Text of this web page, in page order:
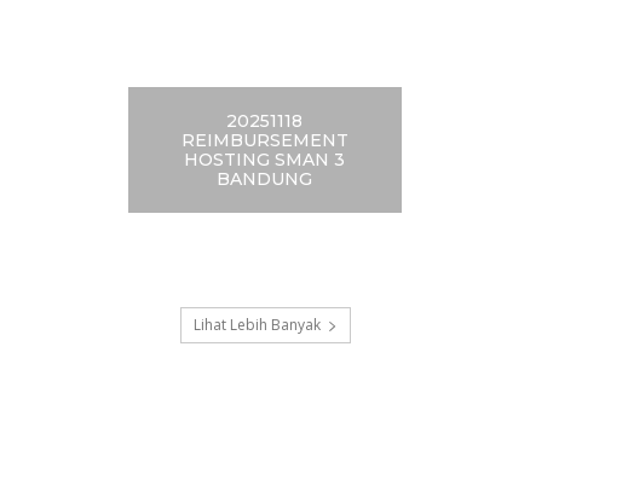
20251118
REIMBURSEMENT
HOSTING SMAN 3
BANDUNG
Lihat Lebih Banyak